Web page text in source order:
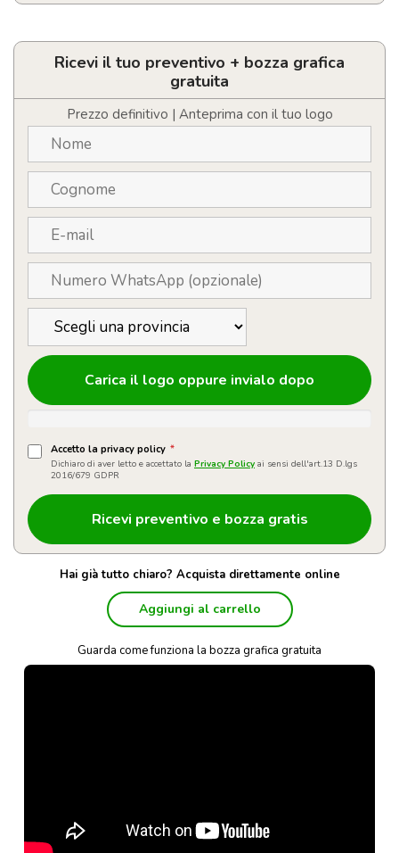
Caricatore
personalizzabile
Ricevi il tuo preventivo + bozza grafica
gratuita
Prezzo definitivo | Anteprima con il tuo logo
Carica il logo oppure invialo dopo
Accetto la privacy policy *
Dichiaro di aver letto e accettato la Privacy Policy ai sensi dell'art.13 D.lgs
2016/679 GDPR
Hai già tutto chiaro? Acquista direttamente online
Aggiungi al carrello
Guarda come funziona la bozza grafica gratuita